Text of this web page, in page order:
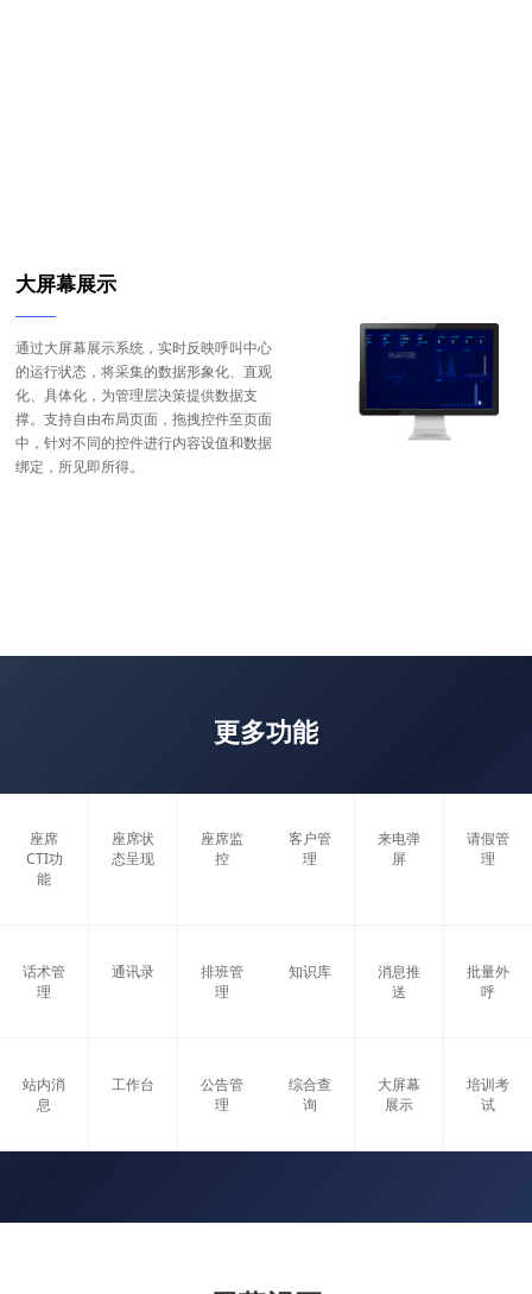
大屏幕展示
通过大屏幕展示系统，实时反映呼叫中心
的运行状态，将采集的数据形象化、直观
化、具体化，为管理层决策提供数据支
撑。支持自由布局页面，拖拽控件至页面
中，针对不同的控件进行内容设值和数据
绑定，所见即所得。
更多功能
座席
CTI功
能
座席状
态呈现
座席监
控
客户管
理
来电弹
屏
请假管
理
话术管
理
通讯录
排班管
理
知识库
消息推
送
批量外
呼
站内消
息
工作台
公告管
理
综合查
询
大屏幕
展示
培训考
试